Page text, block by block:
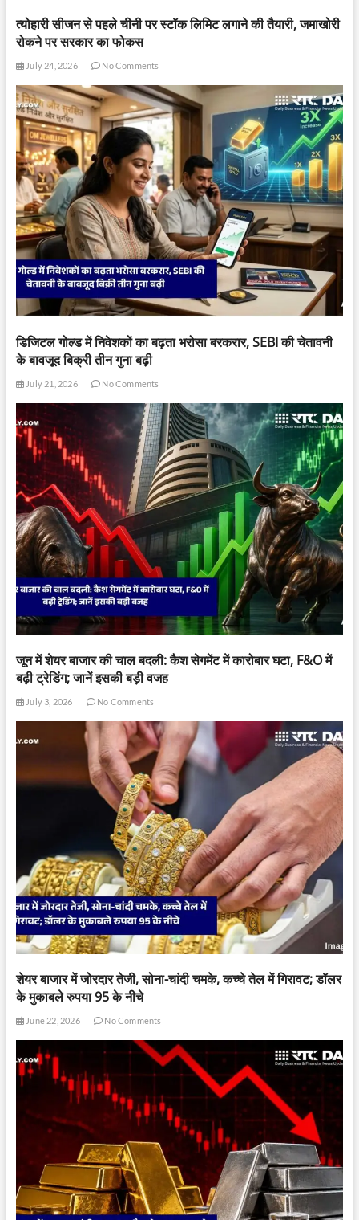
त्योहारी सीजन से पहले चीनी पर स्टॉक लिमिट लगाने की तैयारी, जमाखोरी
रोकने पर सरकार का फोकस
July 24, 2026 No Comments
डिजिटल गोल्ड में निवेशकों का बढ़ता भरोसा बरकरार, SEBI की चेतावनी
के बावजूद बिक्री तीन गुना बढ़ी
July 21, 2026 No Comments
जून में शेयर बाजार की चाल बदली: कैश सेगमेंट में कारोबार घटा, F&O में
बढ़ी ट्रेडिंग; जानें इसकी बड़ी वजह
July 3, 2026 No Comments
शेयर बाजार में जोरदार तेजी, सोना-चांदी चमके, कच्चे तेल में गिरावट; डॉलर
के मुकाबले रुपया 95 के नीचे
June 22, 2026 No Comments